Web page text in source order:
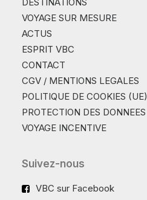
VOYAGE SUR MESURE
ACTUS
ESPRIT VBC
CONTACT
CGV / MENTIONS LEGALES
POLITIQUE DE COOKIES (UE)
PROTECTION DES DONNEES
VOYAGE INCENTIVE
Suivez-nous
VBC sur Facebook